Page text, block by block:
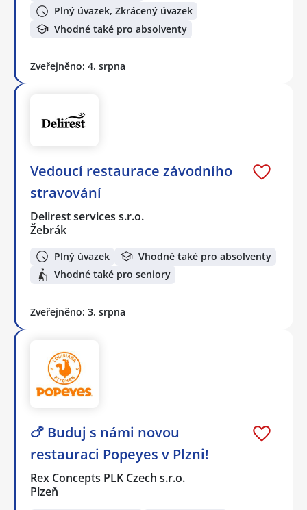
Plný úvazek, Zkrácený úvazek
Vhodné také pro absolventy
Zveřejněno: 4. srpna
Vedoucí restaurace závodního
stravování
Delirest services s.r.o.
Žebrák
Plný úvazek
Vhodné také pro absolventy
Vhodné také pro seniory
Zveřejněno: 3. srpna
🍗 Buduj s námi novou
restauraci Popeyes v Plzni!
Rex Concepts PLK Czech s.r.o.
Plzeň